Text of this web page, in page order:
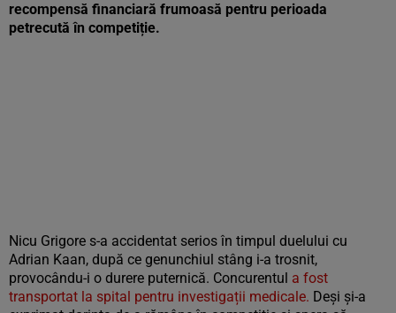
recompensă financiară frumoasă pentru perioada
petrecută în competiție.
Nicu Grigore s-a accidentat serios în timpul duelului cu
Adrian Kaan, după ce genunchiul stâng i-a trosnit,
provocându-i o durere puternică. Concurentul a fost
transportat la spital pentru investigații medicale. Deși și-a